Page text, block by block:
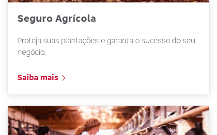
Seguro Agrícola
Proteja suas plantações e garanta o sucesso do seu
negócio.
Saiba mais